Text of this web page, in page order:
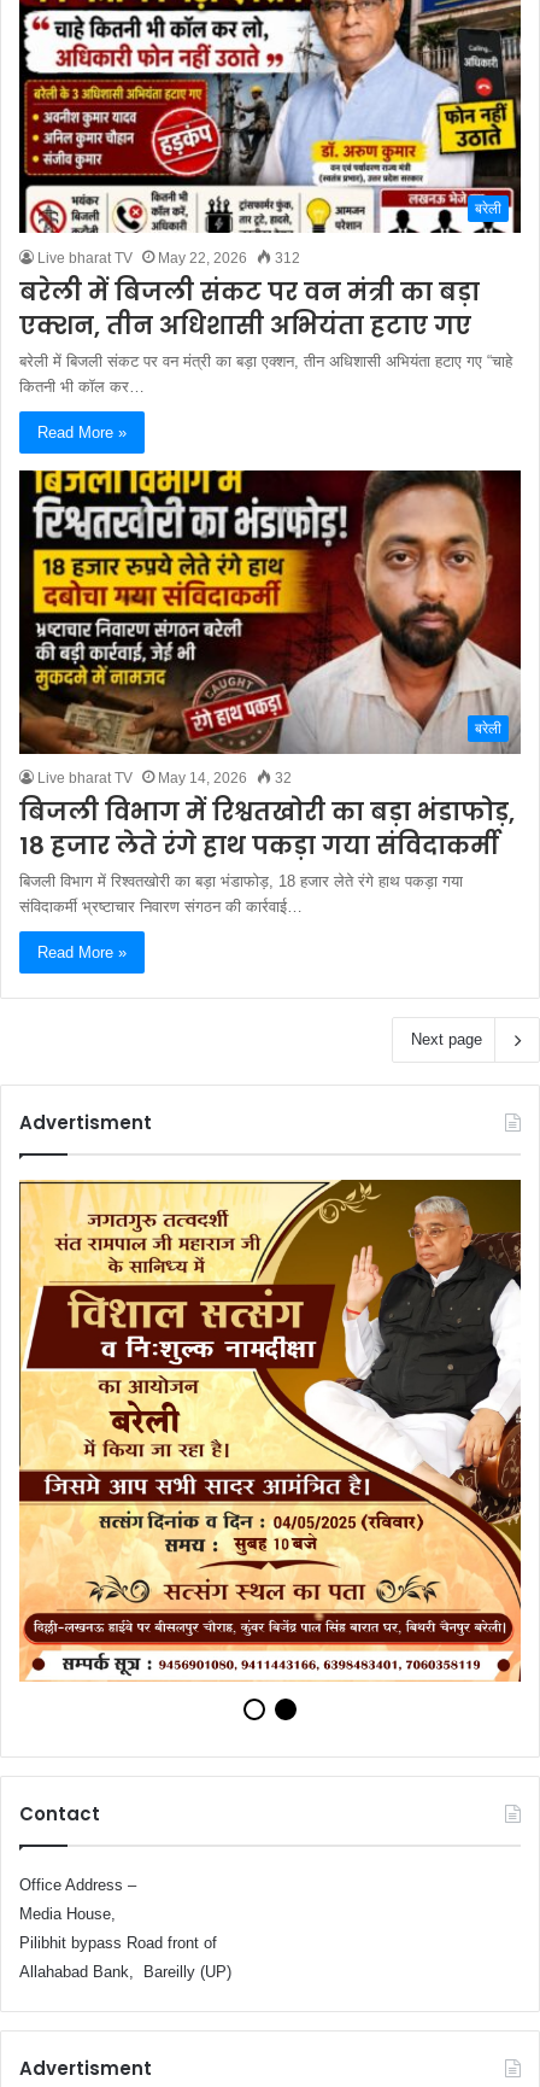
बरेली
Live bharat TV May 22, 2026 312
बरेली में बिजली संकट पर वन मंत्री का बड़ा
एक्शन, तीन अधिशासी अभियंता हटाए गए
बरेली में बिजली संकट पर वन मंत्री का बड़ा एक्शन, तीन अधिशासी अभियंता हटाए गए “चाहे
कितनी भी कॉल कर…
Read More »
बरेली
Live bharat TV May 14, 2026 32
बिजली विभाग में रिश्वतखोरी का बड़ा भंडाफोड़,
18 हजार लेते रंगे हाथ पकड़ा गया संविदाकर्मी
बिजली विभाग में रिश्वतखोरी का बड़ा भंडाफोड़, 18 हजार लेते रंगे हाथ पकड़ा गया
संविदाकर्मी भ्रष्टाचार निवारण संगठन की कार्रवाई…
Read More »
Next page
Advertisment
Contact
Office Address –
Media House,
Pilibhit bypass Road front of
Allahabad Bank, Bareilly (UP)
Advertisment